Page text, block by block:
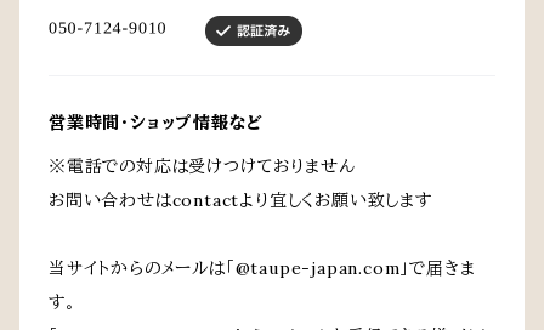
営業時間・ショップ情報など
※電話での対応は受けつけておりません
お問い合わせはcontactより宜しくお願い致します
当サイトからのメールは「@taupe-japan.com」で届きま
す。